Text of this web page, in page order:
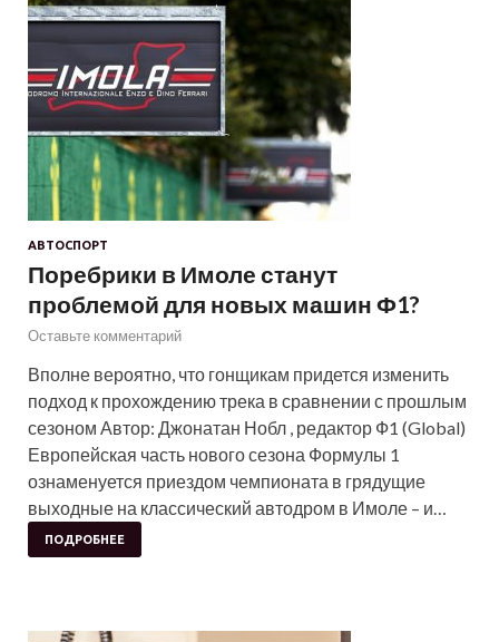
АВТОСПОРТ
Поребрики в Имоле станут
проблемой для новых машин Ф1?
Оставьте комментарий
Вполне вероятно, что гонщикам придется изменить
подход к прохождению трека в сравнении с прошлым
сезоном Автор: Джонатан Нобл , редактор Ф1 (Global)
Европейская часть нового сезона Формулы 1
ознаменуется приездом чемпионата в грядущие
выходные на классический автодром в Имоле – и…
ПОДРОБНЕЕ